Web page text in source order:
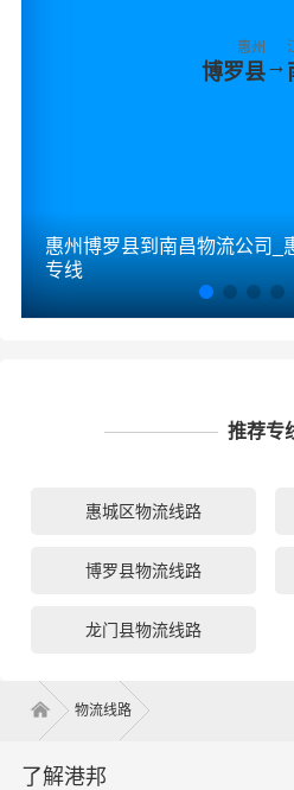
惠州
博罗县→
惠州博罗县到南昌物流公司_
专线
推荐专
惠城区物流线路
博罗县物流线路
龙门县物流线路
物流线路
了解港邦